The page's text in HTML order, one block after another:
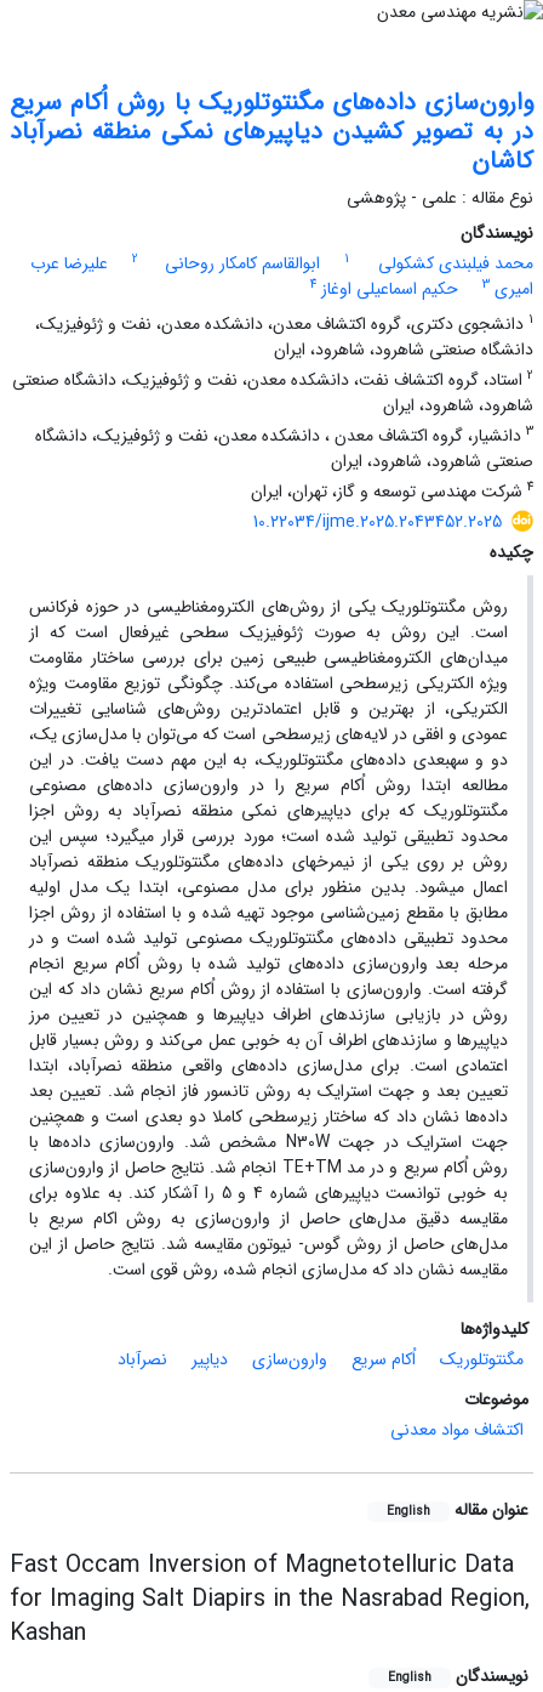
وارون‌سازی داده‌های مگنتوتلوریک با روش اُکام سریع
در به تصویر کشیدن دیاپیرهای نمکی منطقه نصرآباد
کاشان
نوع مقاله : علمی - پژوهشی
نویسندگان
محمد فیلبندی کشکولی
1 ابوالقاسم کامکار روحانی 2
علیرضا عرب
امیری 3 حکیم اسماعیلی اوغاز 4
1 دانشجوی دکتری، گروه اکتشاف معدن، دانشکده معدن، نفت و ژئوفیزیک،
دانشگاه صنعتی شاهرود، شاهرود، ایران
2 استاد، گروه اکتشاف نفت، دانشکده معدن، نفت و ژئوفیزیک، دانشگاه صنعتی
شاهرود، شاهرود، ایران
3 دانشیار، گروه اکتشاف معدن ، دانشکده معدن، نفت و ژئوفیزیک، دانشگاه
صنعتی شاهرود، شاهرود، ایران
4 شرکت مهندسی توسعه و گاز، تهران، ایران
10.22034/ijme.2025.2043452.2025
چکیده
روش مگنتوتلوریک یکی از روش‌های الکترومغناطیسی در حوزه فرکانس
است. این روش به صورت ژئوفیزیک سطحی غیرفعال است که از
میدان‌های الکترومغناطیسی طبیعی زمین برای بررسی ساختار مقاومت
ویژه الکتریکی زیرسطحی استفاده می‌کند. چگونگی توزیع مقاومت ویژه
الکتریکی، از بهترین و قابل اعتمادترین روش‌های شناسایی تغییرات
عمودی و افقی در لایه‌های زیرسطحی است که می‌توان با مدل‌سازی یک‌،
دو و سه­بعدی داده‌های مگنتوتلوریک، به این مهم دست یافت. در این
مطالعه ابتدا روش اُکام سریع را در وارون‌سازی داده‌های مصنوعی
مگنتوتلوریک که برای دیاپیر‌های نمکی منطقه نصرآباد به روش اجزا
محدود تطبیقی تولید شده است؛ مورد بررسی قرار می­گیرد؛ سپس این
روش بر روی یکی از نیمرخ­های داده‌های مگنتوتلوریک منطقه نصرآباد
اعمال می­شود. بدین منظور برای مدل مصنوعی، ابتدا یک مدل اولیه
مطابق با مقطع زمین‌شناسی موجود تهیه شده و با استفاده از روش اجزا
محدود تطبیقی داده‌های مگنتوتلوریک مصنوعی تولید شده است و در
مرحله بعد وارون‌سازی داد‌ه‌های تولید شده با روش اُکام سریع انجام
گرفته است. وارون‌سازی با استفاده از روش اُکام سریع نشان داد که این
روش در بازیابی سازندهای اطراف دیاپیرها و همچنین در تعیین مرز
دیاپیرها و سازند‌های اطراف آن به خوبی عمل می‌کند و روش بسیار قابل
اعتمادی است. برای مدل‌سازی داده‌های واقعی منطقه نصرآباد، ابتدا
تعیین بعد و جهت استرایک به روش تانسور فاز انجام شد. تعیین بعد
داده‌ها نشان داد که ساختار زیرسطحی کاملا دو بعدی است و همچنین
جهت استرایک در جهت N30W مشخص شد. وارون‌سازی داده‌ها با
روش اُکام سریع و در مد TE+TM انجام شد. نتایج حاصل از وارون‌سازی
به خوبی توانست دیاپیرهای شماره 4 و 5 را آشکار کند. به علاوه برای
مقایسه دقیق مدل‌های حاصل از وارون‌سازی به روش اکام سریع با
مدل‌های حاصل از روش گوس- نیوتون مقایسه شد. نتایج حاصل از این
مقایسه نشان داد که مدل‌سازی انجام شده، روش قوی است.
کلیدواژه‌ها
مگنتوتلوریک
اُکام سریع وارون‌سازی دیاپیر
نصرآباد
موضوعات
اکتشاف مواد معدنی
عنوان مقاله English
Fast Occam Inversion of Magnetotelluric Data
for Imaging Salt Diapirs in the Nasrabad Region,
Kashan
نویسندگان English